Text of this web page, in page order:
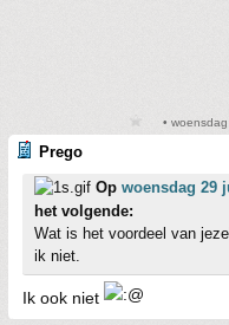
•
Prego
Op woensdag 29
het volgende:
Wat is het voordeel van
ik niet.
Ik ook niet